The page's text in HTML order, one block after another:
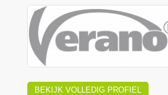
BEKIJK VOLLEDIG PROFIEL